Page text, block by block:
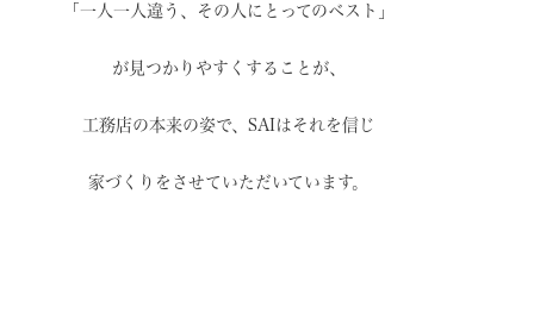
「一人一人違う、その人にとってのベスト」
が見つかりやすくすることが、
工務店の本来の姿で、 SAIはそれを信じ
家づくりをさせていただいています。